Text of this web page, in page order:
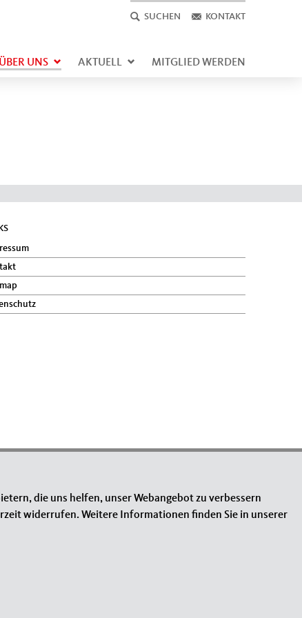
SUCHEN KONTAKT
ÜBER UNS AKTUELL MITGLIED WERDEN
die uns helfen, unser Webangebot zu verbessern
widerrufen. Weitere Informationen finden Sie in unserer